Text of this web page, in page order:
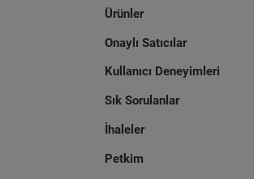
Ürünler
Onaylı Satıcılar
Kullanıcı Deneyimleri
Sık Sorulanlar
İhaleler
Petkim